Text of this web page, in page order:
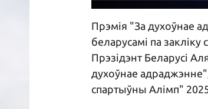
Прэмія "За духоўнае
беларусамі па
Прэзідэнт Беларусі
духоўнае
спартыўны Алімп"